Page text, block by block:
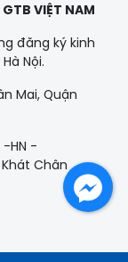
VIỆT NAM
đăng ký kinh
Nội.
Mai, Quận
-HN -
Chân